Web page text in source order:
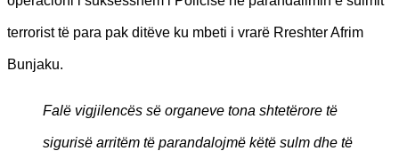
terrorist të para pak ditëve ku mbeti i vrarë Rreshter Afrim
Bunjaku.
Falë vigjilencës së organeve tona shtetërore të
sigurisë arritëm të parandalojmë këtë sulm dhe të